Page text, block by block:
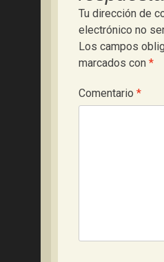
Tu dirección de
electrónico no
Los campos
marcados con *
Comentario *